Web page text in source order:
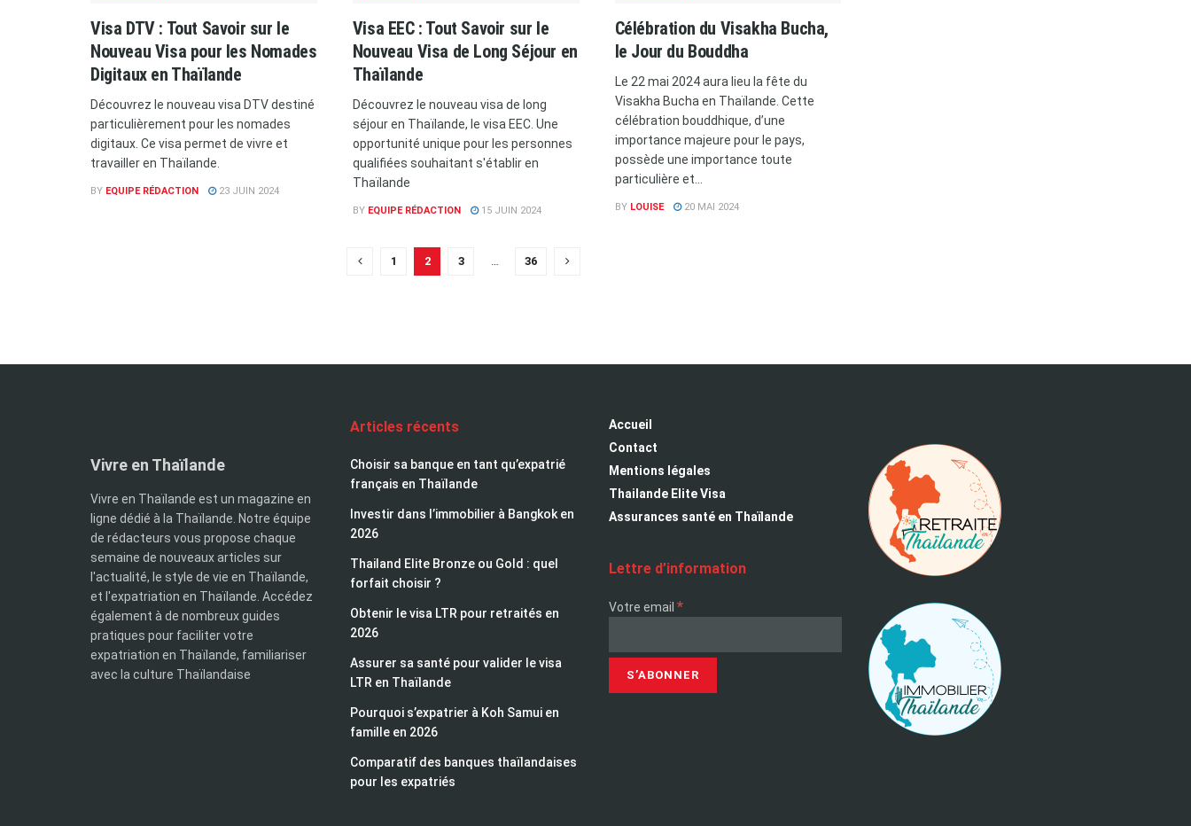
Visa DTV : Tout Savoir sur le
Nouveau Visa pour les Nomades
Digitaux en Thaïlande
Découvrez le nouveau visa DTV destiné
particulièrement pour les nomades
digitaux. Ce visa permet de vivre et
travailler en Thaïlande.
BY EQUIPE RÉDACTION 23 JUIN 2024
Visa EEC : Tout Savoir sur le
Nouveau Visa de Long Séjour en
Thaïlande
Découvrez le nouveau visa de long
séjour en Thaïlande, le visa EEC. Une
opportunité unique pour les personnes
qualifiées souhaitant s'établir en
Thaïlande
BY EQUIPE RÉDACTION 15 JUIN 2024
Célébration du Visakha Bucha,
le Jour du Bouddha
Le 22 mai 2024 aura lieu la fête du
Visakha Bucha en Thaïlande. Cette
célébration bouddhique, d’une
importance majeure pour le pays,
possède une importance toute
particulière et...
BY LOUISE 20 MAI 2024
1 2 3 36
Vivre en Thaïlande
Vivre en Thaïlande est un magazine en
ligne dédié à la Thaïlande. Notre équipe
de rédacteurs vous propose chaque
semaine de nouveaux articles sur
l'actualité, le style de vie en Thaïlande,
et l'expatriation en Thaïlande. Accédez
également à de nombreux guides
pratiques pour faciliter votre
expatriation en Thaïlande, familiariser
avec la culture Thaïlandaise
Articles récents
Choisir sa banque en tant qu’expatrié
français en Thaïlande
Investir dans l’immobilier à Bangkok en
2026
Thailand Elite Bronze ou Gold : quel
forfait choisir ?
Obtenir le visa LTR pour retraités en
2026
Assurer sa santé pour valider le visa
LTR en Thaïlande
Pourquoi s’expatrier à Koh Samui en
famille en 2026
Comparatif des banques thaïlandaises
pour les expatriés
Accueil
Contact
Mentions légales
Thailande Elite Visa
Assurances santé en Thaïlande
Lettre d’information
Votre email *